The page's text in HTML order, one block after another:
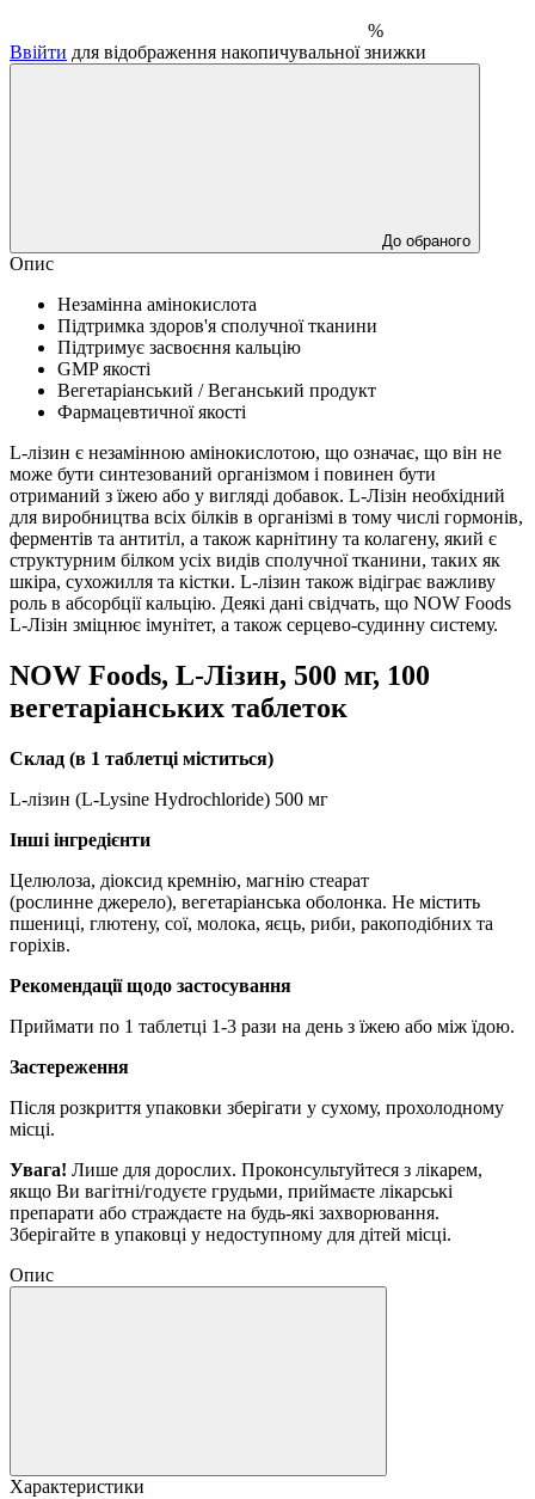
%
Ввійти для відображення накопичувальної знижки
До обраного
Опис
Незамінна амінокислота
Підтримка здоров'я сполучної тканини
Підтримує засвоєння кальцію
GMP якості
Вегетаріанський / Веганський продукт
Фармацевтичної якості
L-лізин є незамінною амінокислотою, що означає, що він не
може бути синтезований організмом і повинен бути
отриманий з їжею або у вигляді добавок. L-Лізін необхідний
для виробництва всіх білків в організмі в тому числі гормонів,
ферментів та антитіл, а також карнітину та колагену, який є
структурним білком усіх видів сполучної тканини, таких як
шкіра, сухожилля та кістки. L-лізин також відіграє важливу
роль в абсорбції кальцію. Деякі дані свідчать, що NOW Foods
L-Лізін зміцнює імунітет, а також серцево-судинну систему.
NOW Foods, L-Лізин, 500 мг, 100
вегетаріанських таблеток
Склад (в 1 таблетці міститься)
L-лізин (L-Lysine Hydrochloride) 500 мг
Інші інгредієнти
Целюлоза, діоксид кремнію, магнію стеарат
(рослинне джерело), ​​вегетаріанська оболонка. Не містить
пшениці, глютену, сої, молока, яєць, риби, ракоподібних та
горіхів.
Рекомендації щодо застосування
Приймати по 1 таблетці 1-3 рази на день з їжею або між їдою.
Застереження
Після розкриття упаковки зберігати у сухому, прохолодному
місці.
Увага! Лише для дорослих. Проконсультуйтеся з лікарем,
якщо Ви вагітні/годуєте грудьми, приймаєте лікарські
препарати або страждаєте на будь-які захворювання.
Зберігайте в упаковці у недоступному для дітей місці.
Опис
Характеристики